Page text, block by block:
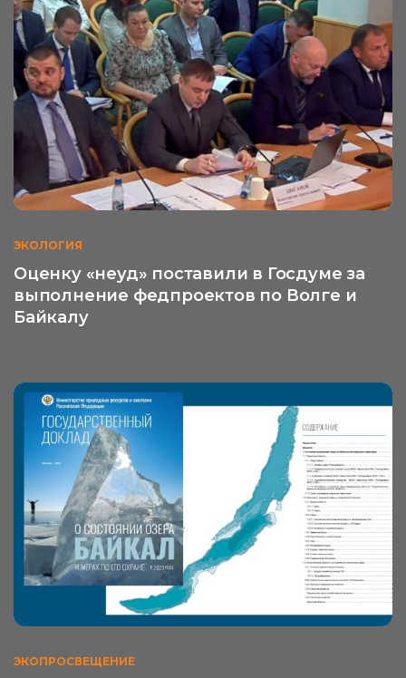
ЭКОЛОГИЯ
Оценку «неуд» поставили в Госдуме за
выполнение федпроектов по Волге и
Байкалу
ЭКОПРОСВЕЩЕНИЕ